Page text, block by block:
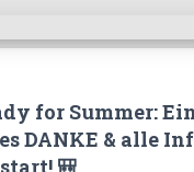
for Summer:
DANKE & alle
🎒